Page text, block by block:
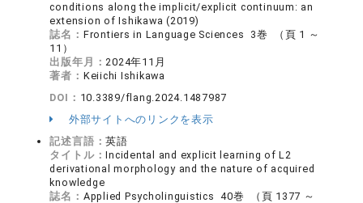
conditions along the implicit/explicit continuum: an
extension of Ishikawa (2019)
誌名： Frontiers in Language Sciences 3巻 （頁 1 ～
11）
出版年月：2024年11月
著者： Keiichi Ishikawa
DOI： 10.3389/flang.2024.1487987
外部サイトへのリンクを表示
記述言語：英語
タイトル：Incidental and explicit learning of L2
derivational morphology and the nature of acquired
knowledge
誌名： Applied Psycholinguistics 40巻 （頁 1377 ～